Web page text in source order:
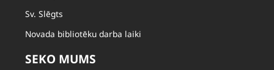
Sv. Slēgts
Novada bibliotēku darba laiki
SEKO MUMS